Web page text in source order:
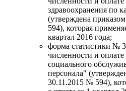
здравоохранения по
(утверждена
594), которая
квартал 2016 года;
форма статистики №
численности и
социального
персонала"
30.11.2015 № 594),